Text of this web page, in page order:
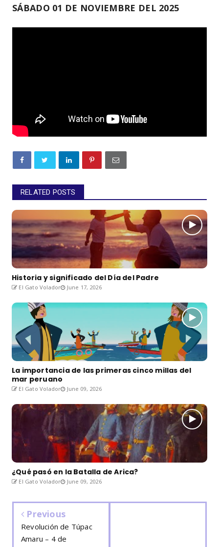
SÁBADO 01 DE NOVIEMBRE DEL 2025
RELATED POSTS
Historia y significado del Día del Padre
El Gato Volador June 17, 2026
La importancia de las primeras cinco millas del
mar peruano
El Gato Volador June 09, 2026
¿Qué pasó en la Batalla de Arica?
El Gato Volador June 09, 2026
Previous
Revolución de Túpac
Amaru – 4 de